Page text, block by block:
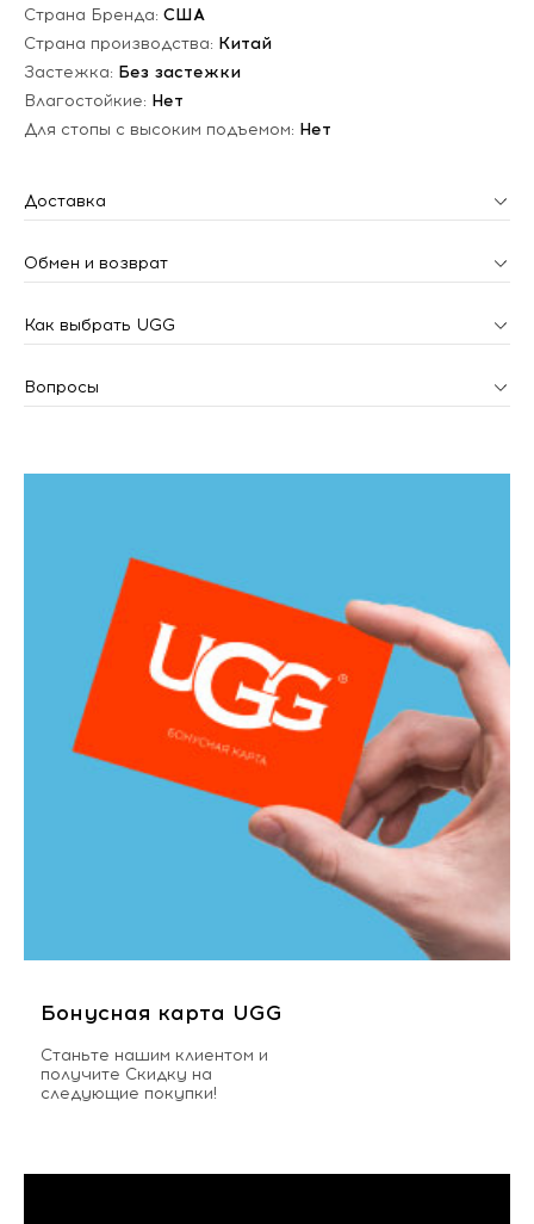
Страна Бренда: США
Страна производства: Китай
Застежка: Без застежки
Влагостойкие: Нет
Для стопы с высоким подъемом: Нет
Доставка
Обмен и возврат
Как выбрать UGG
Вопросы
Бонусная карта UGG
Станьте нашим клиентом и
получите Скидку на
следующие покупки!